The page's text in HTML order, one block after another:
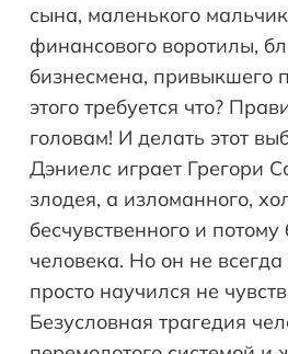
сына, маленького
финансового воротилы,
бизнесмена, привыкшего
этого требуется что?
головам! И делать этот
Дэниелс играет Грегори
злодея, а изломанного,
бесчувственного и потому
человека. Но он не
просто научился не
Безусловная трагедия